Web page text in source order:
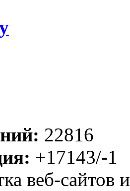
22816
+17143/-1
веб-